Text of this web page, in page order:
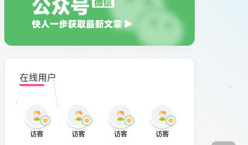
在线用户
访客 访客 访客 访客